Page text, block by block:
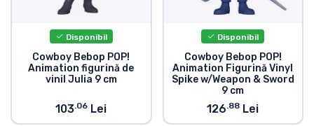
Disponibil
Cowboy Bebop POP!
Animation figurină de
vinil Julia 9 cm
103.06 Lei
Disponibil
Cowboy Bebop POP!
Animation Figurină Vinyl
Spike w/Weapon & Sword
9 cm
126.88 Lei
Sortare după desene animate
Sortare după Anime